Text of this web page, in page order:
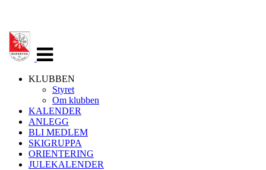
navigasjon
KLUBBEN
Styret
Om klubben
KALENDER
ANLEGG
BLI MEDLEM
SKIGRUPPA
ORIENTERING
JULEKALENDER